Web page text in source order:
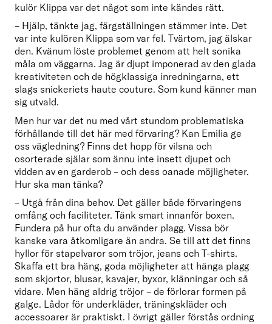
kulör Klippa var det något som inte kändes rätt.
– Hjälp, tänkte jag, färgställningen stämmer inte. Det
var inte kulören Klippa som var fel. Tvärtom, jag älskar
den. Kvänum löste problemet genom att helt sonika
måla om väggarna. Jag är djupt imponerad av den glada
kreativiteten och de högklassiga inredningarna, ett
slags snickeriets haute couture. Som kund känner man
sig utvald.
Men hur var det nu med vårt stundom problematiska
förhållande till det här med förvaring? Kan Emilia ge
oss vägledning? Finns det hopp för vilsna och
osorterade själar som ännu inte insett djupet och
vidden av en garderob – och dess oanade möjligheter.
Hur ska man tänka?
– Utgå från dina behov. Det gäller både förvaringens
omfång och faciliteter. Tänk smart innanför boxen.
Fundera på hur ofta du använder plagg. Vissa bör
kanske vara åtkomligare än andra. Se till att det finns
hyllor för stapelvaror som tröjor, jeans och T-shirts.
Skaffa ett bra häng, goda möjligheter att hänga plagg
som skjortor, blusar, kavajer, byxor, klänningar och så
vidare. Men häng aldrig tröjor – de förlorar formen på
galge. Lådor för underkläder, träningskläder och
accessoarer är praktiskt. I övrigt gäller förstås ordning